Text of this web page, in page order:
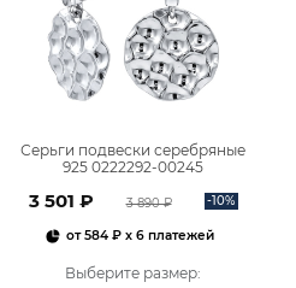
Серьги подвески серебряные
925 0222292-00245
3 501 ₽ 3 890 ₽ -10%
от584 ₽ x 6 платежей
Выберите размер: